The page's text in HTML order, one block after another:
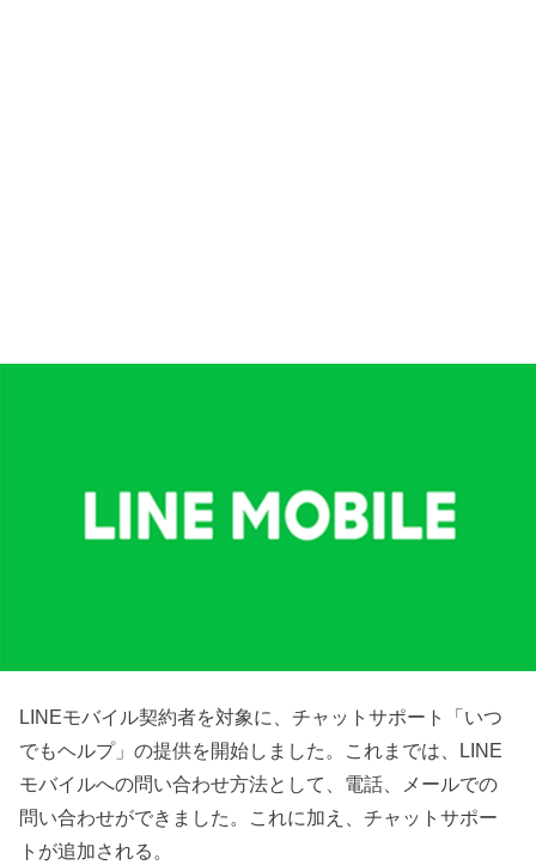
LINEモバイル契約者を対象に、チャットサポート「いつ
でもヘルプ」の提供を開始しました。これまでは、LINE
モバイルへの問い合わせ方法として、電話、メールでの
問い合わせができました。これに加え、チャットサポー
トが追加される。